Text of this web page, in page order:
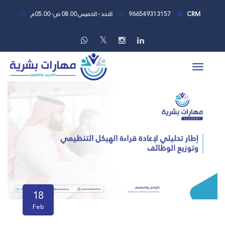
الاحد - الخميس 08.00 ص- 05.00م 966549313157 CRM
18
Feb